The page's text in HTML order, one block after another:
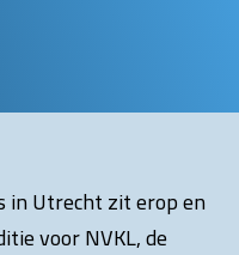
in Utrecht zit erop en
voor NVKL, de